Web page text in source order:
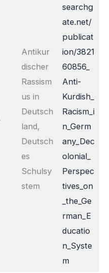
Antikur
discher
Rassism
us in
Deutsch
land,
Deutsch
es
Schulsy
stem
searchg
ate.net/
publicat
ion/3821
60856_
Anti-
Kurdish_
Racism_i
n_Germ
any_Dec
olonial_
Perspec
tives_on
_the_Ge
rman_E
ducatio
n_Syste
m